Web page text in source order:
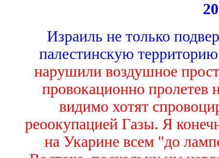
Израиль не только
палестинскую
нарушили воздушное
провокационно пролетев
видимо хотят
реоокупацией Газы. Я
на Укарине всем "до